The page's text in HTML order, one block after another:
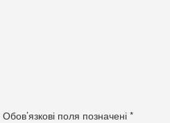
Обов’язкові поля позначені *